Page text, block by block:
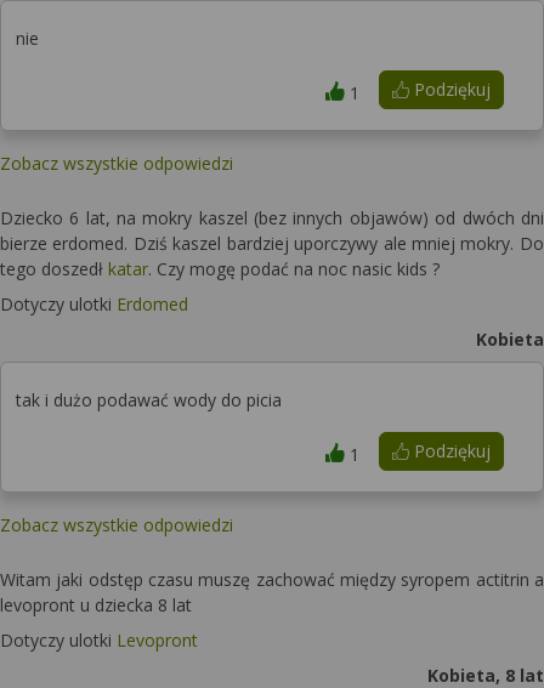
nie
Podziękuj
1
Zobacz wszystkie odpowiedzi
Dziecko 6 lat, na mokry kaszel (bez innych objawów) od dwóch dni
bierze erdomed. Dziś kaszel bardziej uporczywy ale mniej mokry. Do
tego doszedł katar. Czy mogę podać na noc nasic kids ?
Dotyczy ulotki Erdomed
Kobieta
tak i dużo podawać wody do picia
Podziękuj
1
Zobacz wszystkie odpowiedzi
Witam jaki odstęp czasu muszę zachować między syropem actitrin a
levopront u dziecka 8 lat
Dotyczy ulotki Levopront
Kobieta, 8 lat